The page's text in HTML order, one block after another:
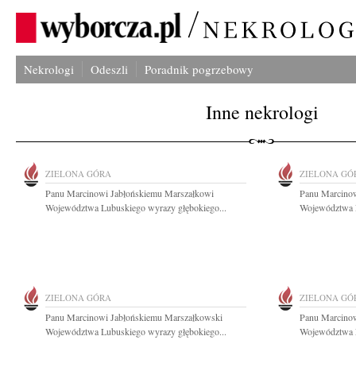
Nekrologi Odeszli Poradnik pogrzebowy
Inne nekrologi
ZIELONA GÓRA
Panu Marcinowi Jabłońskiemu Marszałkowi
Województwa Lubuskiego wyrazy głębokiego...
ZIELONA
Panu
Województwa
ZIELONA GÓRA
Panu Marcinowi Jabłońskiemu Marszałkowski
Województwa Lubuskiego wyrazy głębokiego...
ZIELONA
Panu
Województwa